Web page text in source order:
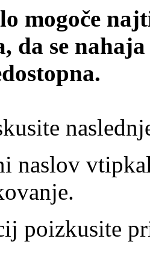
mogoče
da se
naslov
poizkusite